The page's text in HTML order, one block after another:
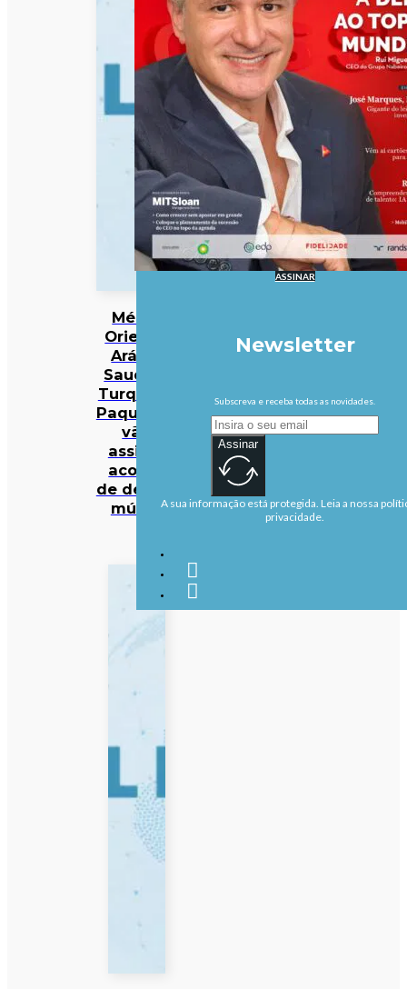
Médio
Oriente:
Arábia
Saudita,
Turquia e
Paquistão
vão
assinar
acordo
de defesa
mútua
ASSINAR
Newsletter
Subscreva e receba todas as novidades.
Assinar
A sua informação está protegida. Leia a nossa
privacidade.